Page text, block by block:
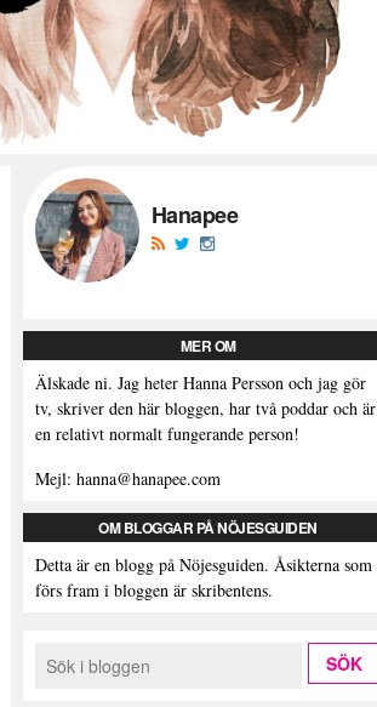
Hanapee
MER OM
Älskade ni. Jag heter Hanna Persson och jag gör
tv, skriver den här bloggen, har två poddar och är
en relativt normalt fungerande person!
Mejl: hanna@hanapee.com
OM BLOGGAR PÅ NÖJESGUIDEN
Detta är en blogg på Nöjesguiden. Åsikterna som
förs fram i bloggen är skribentens.